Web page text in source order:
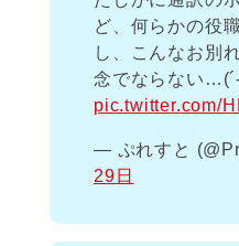
ど、何らかの役
し、こんなお別
念でならない
pic.twitter.com/
— ぷれすと
29日